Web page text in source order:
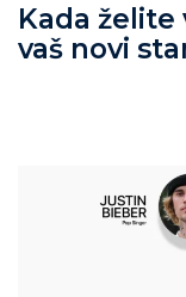
Kada želite
vaš novi